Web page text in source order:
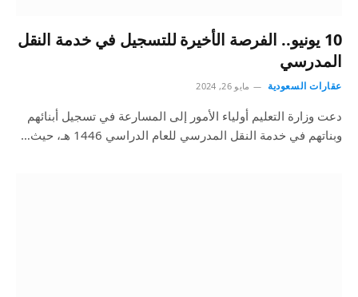
10 يونيو.. الفرصة الأخيرة للتسجيل في خدمة النقل
المدرسي
عقارات السعودية مايو 26, 2024
دعت وزارة التعليم أولياء الأمور إلى المسارعة في تسجيل أبنائهم
وبناتهم في خدمة النقل المدرسي للعام الدراسي 1446 هـ، حيث…